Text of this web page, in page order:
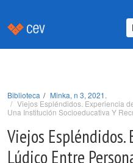
Biblioteca
Minka, n 3, 2021.
Viejos Espléndidos. Experiencia
Una Institución Socioeducativa Y
Viejos Espléndidos.
Lúdico Entre